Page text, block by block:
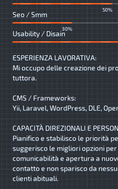
50%
Seo / Smm
30%
Usability / Disain
ESPERIENZA LAVORATIVA:
Mi occupo delle creazione dei
tuttora.
CMS / Frameworks:
Yii, Laravel, WordPress, DLE,
CAPACITÀ DIREZIONALI E
Pianifico e stabilisco le priorità
suggerisco le migliori opzioni
comunicabilità e apertura a
contatto e non sparisco da
clienti abituali.